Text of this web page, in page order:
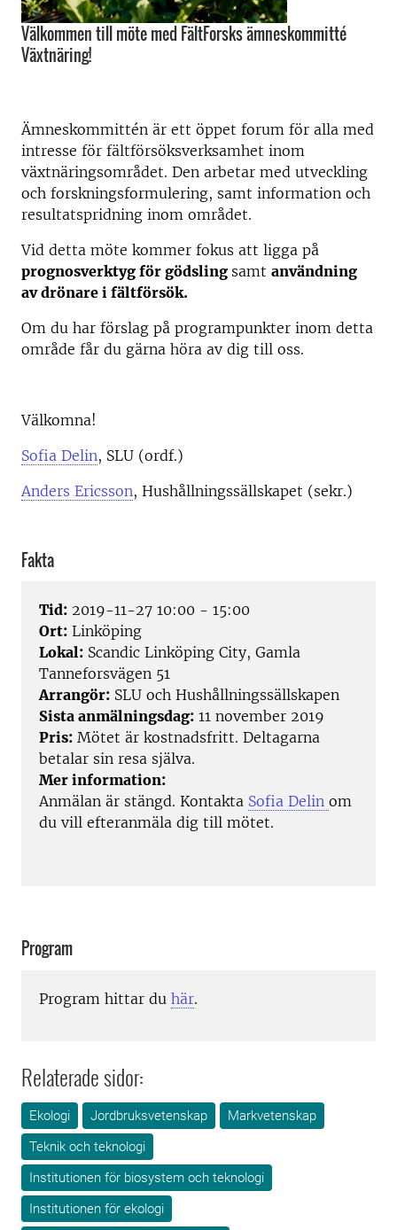
Välkommen till möte med FältForsks ämneskommitté
Växtnäring!
Ämneskommittén är ett öppet forum för alla med
intresse för fältförsöksverksamhet inom
växtnäringsområdet. Den arbetar med utveckling
och forskningsformulering, samt information och
resultatspridning inom området.
Vid detta möte kommer fokus att ligga på
prognosverktyg för gödsling samt användning
av drönare i fältförsök.
Om du har förslag på programpunkter inom detta
område får du gärna höra av dig till oss.
Välkomna!
Sofia Delin, SLU (ordf.)
Anders Ericsson, Hushållningssällskapet (sekr.)
Fakta
Tid: 2019-11-27 10:00 - 15:00
Ort: Linköping
Lokal: Scandic Linköping City, Gamla
Tanneforsvägen 51
Arrangör: SLU och Hushållningssällskapen
Sista anmälningsdag: 11 november 2019
Pris: Mötet är kostnadsfritt. Deltagarna
betalar sin resa själva.
Mer information:
Anmälan är stängd. Kontakta Sofia Delin om
du vill efteranmäla dig till mötet.
Program
Program hittar du här.
Relaterade sidor:
Ekologi Jordbruksvetenskap
Markvetenskap
Teknik och teknologi
Institutionen för biosystem och teknologi
Institutionen för ekologi